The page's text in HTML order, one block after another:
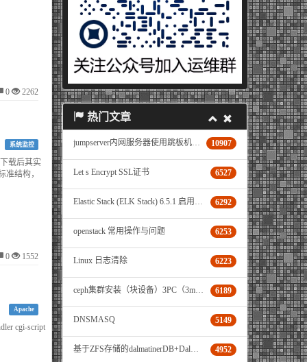
0 2262
系统监控
载后其实
准结构，
0 1552
Apache
cgi-script
热门文章
jumpserver内网服务器使用跳板机登录与文件传输操作说明 10907
Let s Encrypt SSL证书 6527
Elastic Stack (ELK Stack) 6.5.1 启用 X-Pack 6292
openstack 常用操作与问题 6253
Linux 日志清除 6223
ceph集群安装（块设备）3PC（3mon+3osd+3mgr）+1ceph-deploy机器 6189
DNSMASQ 5149
基于ZFS存储的dalmatinerDB+DalmatinerFE+Grafana环境 4952